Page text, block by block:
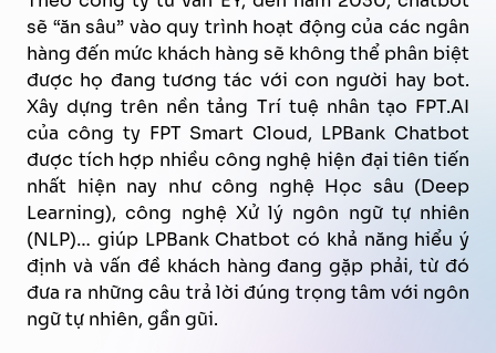
sẽ “ăn sâu” vào quy trình hoạt động của các ngân
hàng đến mức khách hàng sẽ không thể phân biệt
được họ đang tương tác với con người hay bot.
Xây dựng trên nền tảng Trí tuệ nhân tạo FPT.AI
của công ty FPT Smart Cloud, LPBank Chatbot
được tích hợp nhiều công nghệ hiện đại tiên tiến
nhất hiện nay như công nghệ Học sâu (Deep
Learning), công nghệ Xử lý ngôn ngữ tự nhiên
(NLP)… giúp LPBank Chatbot có khả năng hiểu ý
định và vấn đề khách hàng đang gặp phải, từ đó
đưa ra những câu trả lời đúng trọng tâm với ngôn
ngữ tự nhiên, gần gũi.